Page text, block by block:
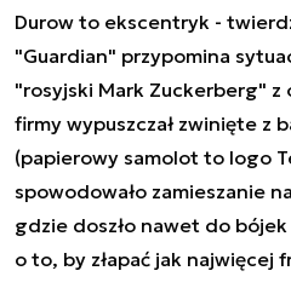
Durow to ekscentryk -
"Guardian" przypomina
"rosyjski Mark Zuckerberg" z
firmy wypuszczał zwinięte z
(papierowy samolot to logo
spowodowało zamieszanie
gdzie doszło nawet do
o to, by złapać jak najwięcej